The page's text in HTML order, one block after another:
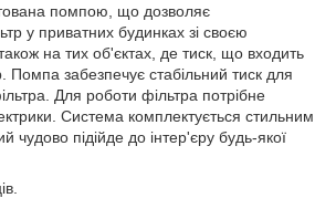
помпою, що дозволяє
у приватних будинках зі своєю
на тих об'єктах, де тиск, що входить
забезпечує стабільний тиск для
Для роботи фільтра потрібне
Система комплектується стильним
чудово підійде до інтер'єру будь-якої